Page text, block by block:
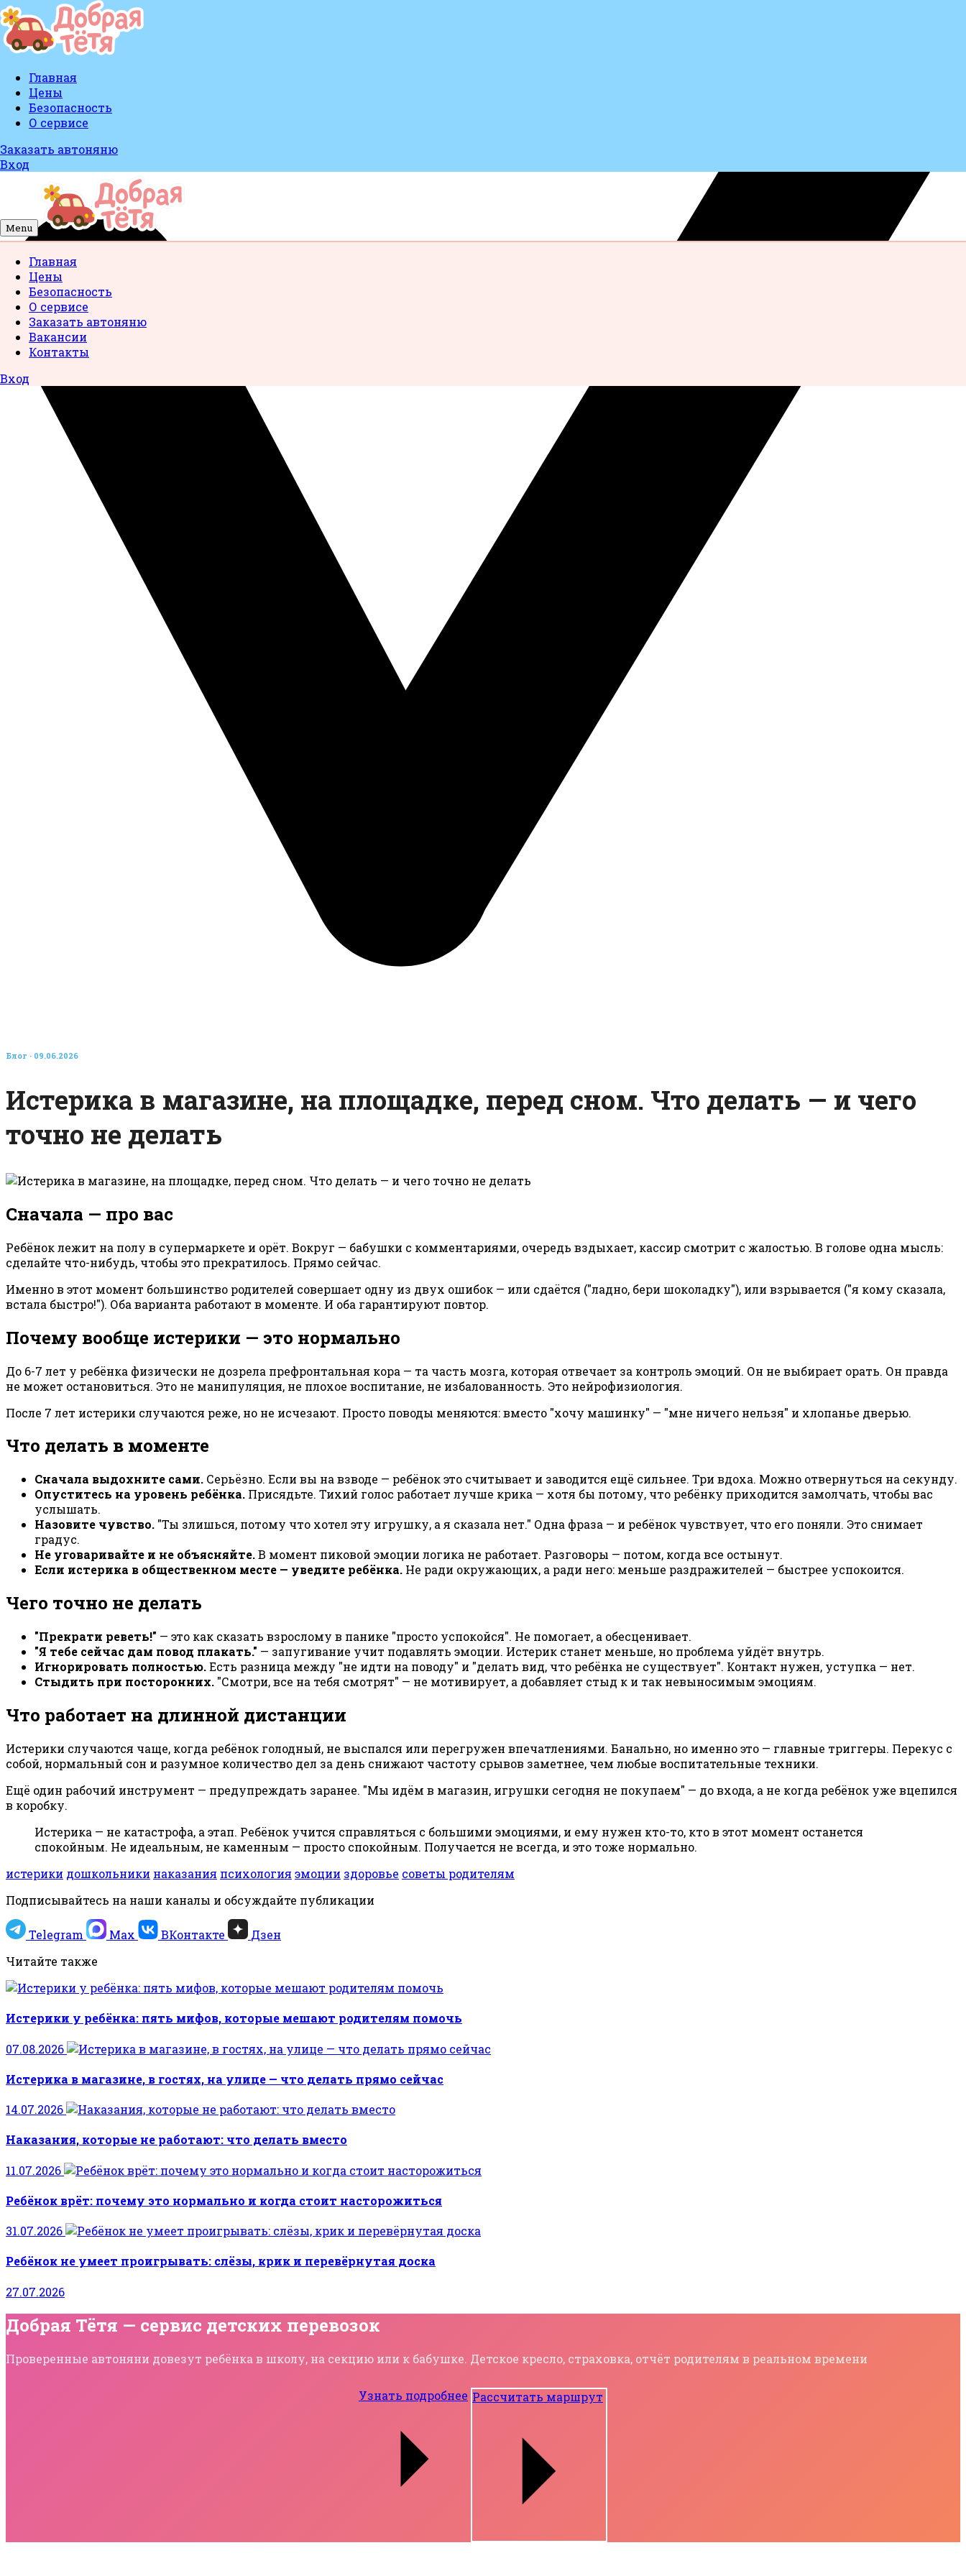
Главная
Цены
Безопасность
О сервисе
Заказать автоняню
Вход
Menu
Главная
Цены
Безопасность
О сервисе
Заказать автоняню
Вакансии
Контакты
Вход
Блог · 09.06.2026
Истерика в магазине, на площадке, перед сном. Что делать — и чего
точно не делать
Сначала — про вас
Ребёнок лежит на полу в супермаркете и орёт. Вокруг — бабушки с комментариями, очередь вздыхает, кассир смотрит с жалостью. В голове одна мысль:
сделайте что-нибудь, чтобы это прекратилось. Прямо сейчас.
Именно в этот момент большинство родителей совершает одну из двух ошибок — или сдаётся ("ладно, бери шоколадку"), или взрывается ("я кому сказала,
встала быстро!"). Оба варианта работают в моменте. И оба гарантируют повтор.
Почему вообще истерики — это нормально
До 6-7 лет у ребёнка физически не дозрела префронтальная кора — та часть мозга, которая отвечает за контроль эмоций. Он не выбирает орать. Он правда
не может остановиться. Это не манипуляция, не плохое воспитание, не избалованность. Это нейрофизиология.
После 7 лет истерики случаются реже, но не исчезают. Просто поводы меняются: вместо "хочу машинку" — "мне ничего нельзя" и хлопанье дверью.
Что делать в моменте
Сначала выдохните сами. Серьёзно. Если вы на взводе — ребёнок это считывает и заводится ещё сильнее. Три вдоха. Можно отвернуться на секунду.
Опуститесь на уровень ребёнка. Присядьте. Тихий голос работает лучше крика — хотя бы потому, что ребёнку приходится замолчать, чтобы вас
услышать.
Назовите чувство. "Ты злишься, потому что хотел эту игрушку, а я сказала нет." Одна фраза — и ребёнок чувствует, что его поняли. Это снимает
градус.
Не уговаривайте и не объясняйте.В момент пиковой эмоции логика не работает. Разговоры — потом, когда все остынут.
Если истерика в общественном месте — уведите ребёнка. Не ради окружающих, а ради него: меньше раздражителей — быстрее успокоится.
Чего точно не делать
"Прекрати реветь!" — это как сказать взрослому в панике "просто успокойся". Не помогает, а обесценивает.
"Я тебе сейчас дам повод плакать." — запугивание учит подавлять эмоции. Истерик станет меньше, но проблема уйдёт внутрь.
Игнорировать полностью.Есть разница между "не идти на поводу" и "делать вид, что ребёнка не существует". Контакт нужен, уступка — нет.
Стыдить при посторонних. "Смотри, все на тебя смотрят" — не мотивирует, а добавляет стыд к и так невыносимым эмоциям.
Что работает на длинной дистанции
Истерики случаются чаще, когда ребёнок голодный, не выспался или перегружен впечатлениями. Банально, но именно это — главные триггеры. Перекус с
собой, нормальный сон и разумное количество дел за день снижают частоту срывов заметнее, чем любые воспитательные техники.
Ещё один рабочий инструмент — предупреждать заранее. "Мы идём в магазин, игрушки сегодня не покупаем" — до входа, а не когда ребёнок уже вцепился
в коробку.
Истерика — не катастрофа, а этап. Ребёнок учится справляться с большими эмоциями, и ему нужен кто-то, кто в этот момент останется
спокойным. Не идеальным, не каменным — просто спокойным. Получается не всегда, и это тоже нормально.
истерики дошкольники наказания психология эмоции здоровье советы родителям
Подписывайтесь на наши каналы и обсуждайте публикации
Telegram Max ВКонтакте
Дзен
Читайте также
Истерики у ребёнка: пять мифов, которые мешают родителям помочь
07.08.2026
Истерика в магазине, в гостях, на улице — что делать прямо сейчас
14.07.2026
Наказания, которые не работают: что делать вместо
11.07.2026
Ребёнок врёт: почему это нормально и когда стоит насторожиться
31.07.2026
Ребёнок не умеет проигрывать: слёзы, крик и перевёрнутая доска
27.07.2026
Добрая Тётя — сервис детских перевозок
Проверенные автоняни довезут ребёнка в школу, на секцию или к бабушке. Детское кресло, страховка, отчёт родителям в реальном времени
Узнать подробнее Рассчитать маршрут